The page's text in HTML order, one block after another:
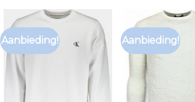
Aanbieding! Aanbieding!